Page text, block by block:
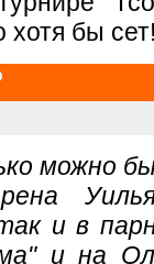
хотя бы
можно
и в
и на